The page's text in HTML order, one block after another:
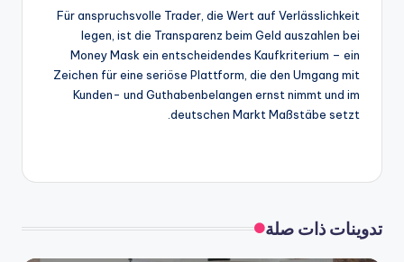
Für anspruchsvolle Trader, die Wert auf Verlässlichkeit
legen, ist die Transparenz beim Geld auszahlen bei
Money Mask ein entscheidendes Kaufkriterium – ein
Zeichen für eine seriöse Plattform, die den Umgang mit
Kunden- und Guthabenbelangen ernst nimmt und im
deutschen Markt Maßstäbe setzt.
تدوينات ذات صلة